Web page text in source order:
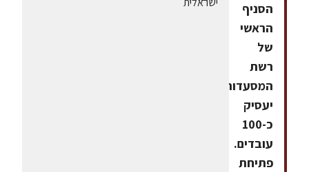
הסניף
הראשי
של
רשת
המסעדות
יעסיק
כ-100
עובדים.
פתיחת